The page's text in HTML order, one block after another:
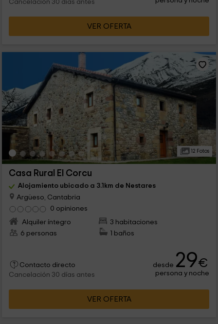
Cancelación 30 días antes
VER OFERTA
12 Fotos
Casa Rural El Corcu
Alojamiento ubicado a 3.1km de Nestares
Argüeso, Cantabria
0 opiniones
Alquiler íntegro
3 habitaciones
6 personas
1 baños
Contacto directo
Cancelación 30 días antes
desde 29€
persona y noche
VER OFERTA